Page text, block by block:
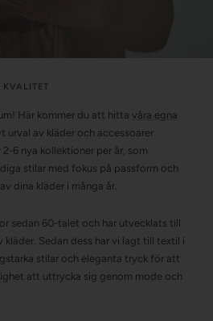
Här kommer du att hitta våra egna
urval av kläder och accessoarer
6 nya kollektioner per år, som
stilar med fokus på passform och
dina kläder i många år.
sedan 60-talet och har utvecklats till
Sedan dess har vi lagt till textil i
stilar och eleganta tryck för att
att uttrycka sig genom mode och